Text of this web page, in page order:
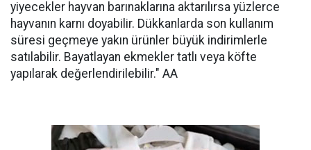
yiyecekler hayvan barınaklarına aktarılırsa yüzlerce
hayvanın karnı doyabilir. Dükkanlarda son kullanım
süresi geçmeye yakın ürünler büyük indirimlerle
satılabilir. Bayatlayan ekmekler tatlı veya köfte
yapılarak değerlendirilebilir." AA